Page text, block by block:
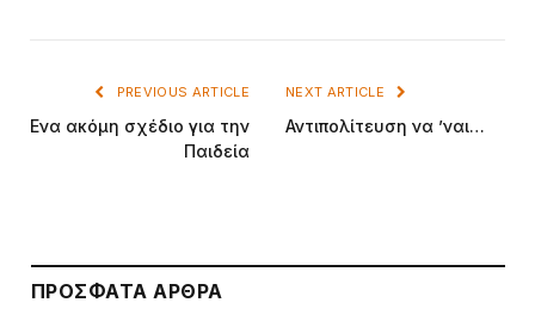
PREVIOUS ARTICLE
Ενα ακόμη σχέδιο για την
Παιδεία
NEXT ARTICLE
Αντιπολίτευση να ’ναι…
ΠΡΌΣΦΑΤΑ ΆΡΘΡΑ